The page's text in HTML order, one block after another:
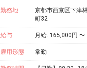
勤務地
京都市西京区下津
町32
給与 月給: 165,000円 〜
雇用形態 常勤